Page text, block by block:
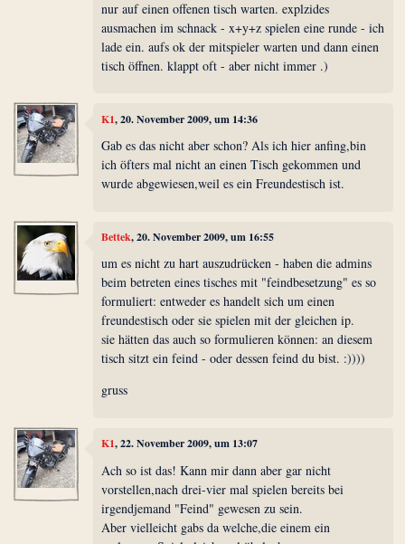
nur auf einen offenen tisch warten. explzides
ausmachen im schnack - x+y+z spielen eine runde - ich
lade ein. aufs ok der mitspieler warten und dann einen
tisch öffnen. klappt oft - aber nicht immer .)
K1, 20. November 2009, um 14:36
Gab es das nicht aber schon? Als ich hier anfing,bin
ich öfters mal nicht an einen Tisch gekommen und
wurde abgewiesen,weil es ein Freundestisch ist.
Bettek, 20. November 2009, um 16:55
um es nicht zu hart auszudrücken - haben die admins
beim betreten eines tisches mit "feindbesetzung" es so
formuliert: entweder es handelt sich um einen
freundestisch oder sie spielen mit der gleichen ip.
sie hätten das auch so formulieren können: an diesem
tisch sitzt ein feind - oder dessen feind du bist. :))))
gruss
K1, 22. November 2009, um 13:07
Ach so ist das! Kann mir dann aber gar nicht
vorstellen,nach drei-vier mal spielen bereits bei
irgendjemand "Feind" gewesen zu sein.
Aber vielleicht gabs da welche,die einem ein